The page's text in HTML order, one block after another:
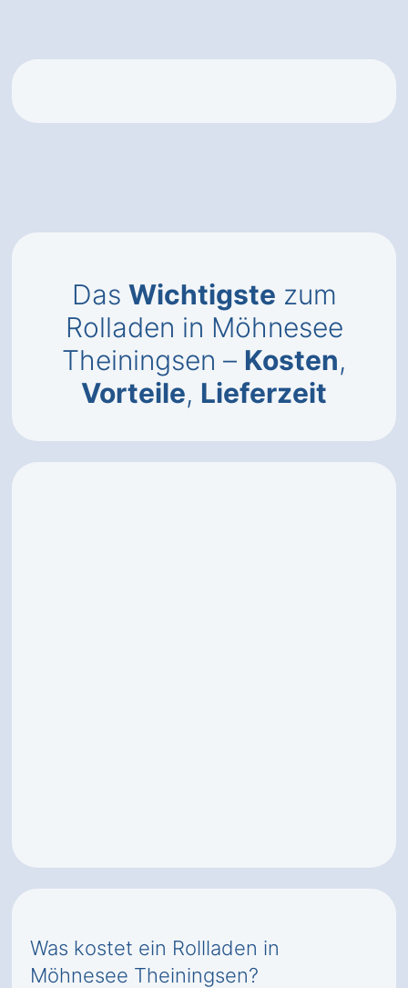
Das Wichtigste zum
Rolladen in Möhnesee
Theiningsen – Kosten,
Vorteile, Lieferzeit
Was kostet ein Rollladen in
Möhnesee Theiningsen?